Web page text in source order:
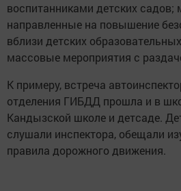
воспитанниками детских садов;
направленные на повышение
вблизи детских
массовые мероприятия с
К примеру, встреча
отделения ГИБДД прошла и в
Кандызской школе и детсаде.
слушали инспектора, обещали
правила дорожного движения.